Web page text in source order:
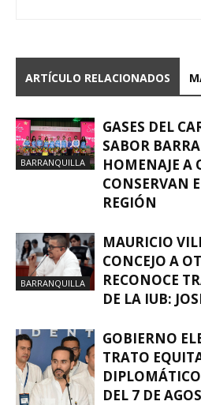
ARTÍCULO RELACIONADOS
BARRANQUILLA
GASES DEL
SABOR
HOMENAJE A
CONSERVAN
REGIÓN
BARRANQUILLA
MAURICIO
CONCEJO A
RECONOCE
DE LA IUB:
GOBIERNO
TRATO
DEL 7 DE